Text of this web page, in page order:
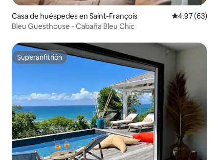
Casa de huéspedes en Saint-François Calificación
4.97 (63)
Bleu Guesthouse - Cabaña Bleu Chic
Superanfitrión
Superanfitrión